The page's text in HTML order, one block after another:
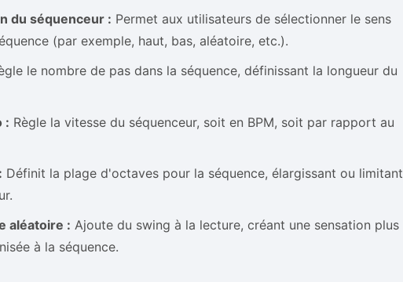
du séquenceur : Permet aux utilisateurs de sélectionner le sens
(par exemple, haut, bas, aléatoire, etc.).
le nombre de pas dans la séquence, définissant la longueur du
: Règle la vitesse du séquenceur, soit en BPM, soit par rapport au
Définit la plage d'octaves pour la séquence, élargissant ou limitant
aléatoire : Ajoute du swing à la lecture, créant une sensation plus
à la séquence.